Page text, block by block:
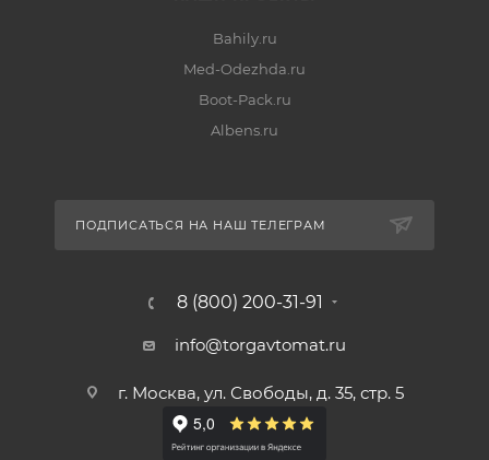
Bahily.ru
Med-Odezhda.ru
Boot-Pack.ru
Albens.ru
ПОДПИСАТЬСЯ НА НАШ ТЕЛЕГРАМ
8 (800) 200-31-91
info@torgavtomat.ru
г. Москва, ул. Свободы, д. 35, стр. 5